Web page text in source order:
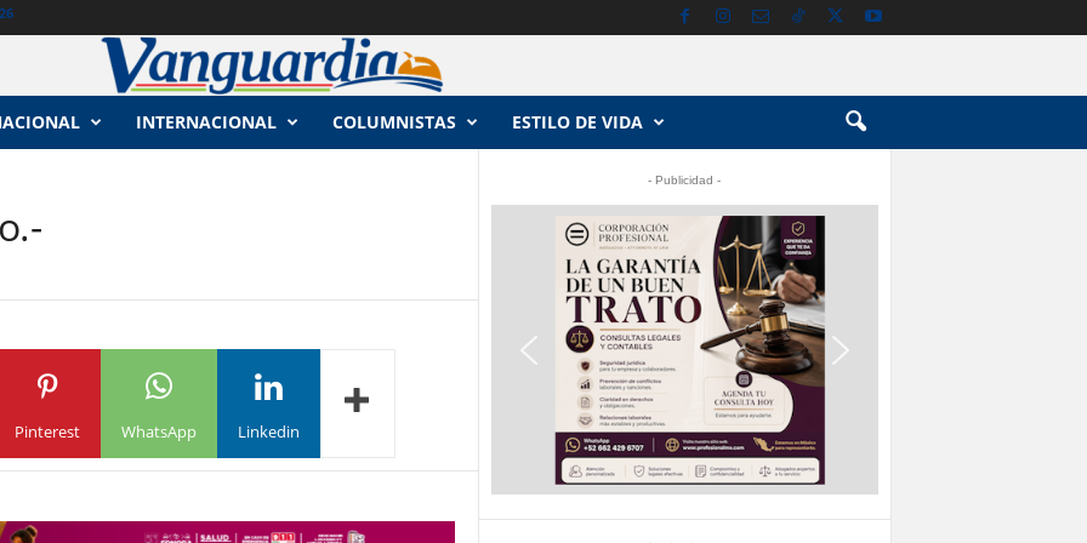
INTERNACIONAL COLUMNISTAS ESTILO DE VIDA
Pinterest WhatsApp Linkedin
- Publicidad -